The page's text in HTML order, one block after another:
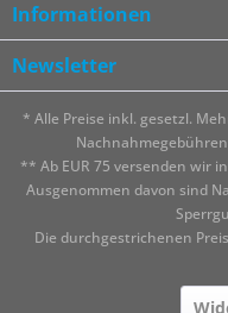
Informationen
Newsletter
* Alle Preise inkl. gesetzl.
** Ab EUR 75 versenden wir
Ausgenommen davon sind
Die durchgestrichenen